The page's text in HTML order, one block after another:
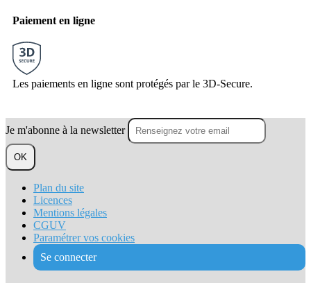
Paiement en ligne
Les paiements en ligne sont protégés par le 3D-Secure.
Je m'abonne à la newsletter
OK
Plan du site
Licences
Mentions légales
CGUV
Paramétrer vos cookies
Se connecter